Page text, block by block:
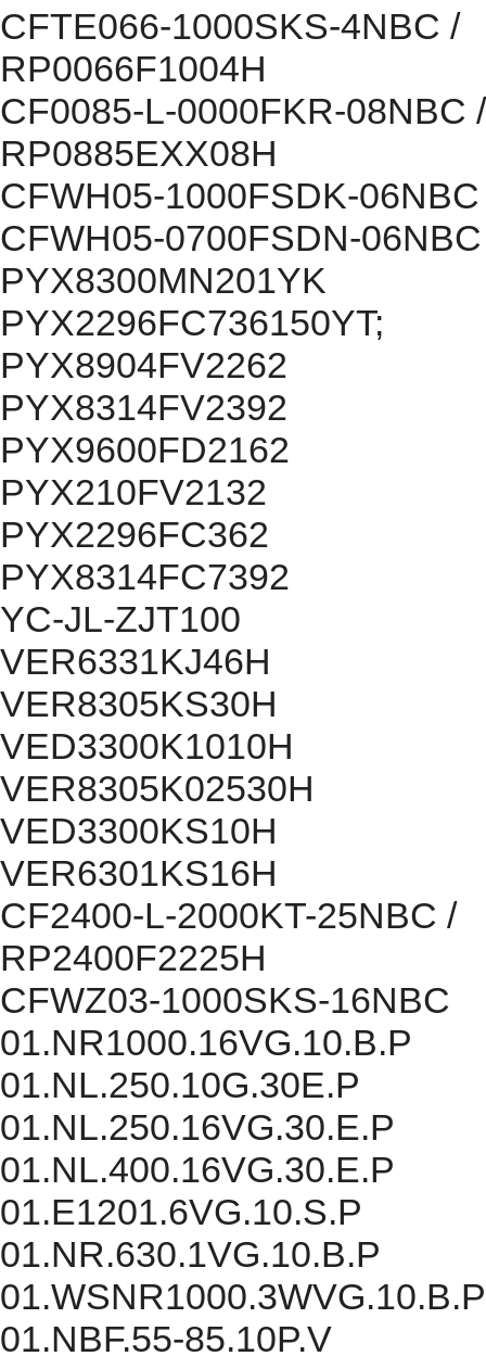
CFTE066-1000SKS-4NBC /
RP0066F1004H
CF0085-L-0000FKR-08NBC /
RP0885EXX08H
CFWH05-1000FSDK-06NBC
CFWH05-0700FSDN-06NBC
PYX8300MN201YK
PYX2296FC736150YT;
PYX8904FV2262
PYX8314FV2392
PYX9600FD2162
PYX210FV2132
PYX2296FC362
PYX8314FC7392
YC-JL-ZJT100
VER6331KJ46H
VER8305KS30H
VED3300K1010H
VER8305K02530H
VED3300KS10H
VER6301KS16H
CF2400-L-2000KT-25NBC /
RP2400F2225H
CFWZ03-1000SKS-16NBC
01.NR1000.16VG.10.B.P
01.NL.250.10G.30E.P
01.NL.250.16VG.30.E.P
01.NL.400.16VG.30.E.P
01.E1201.6VG.10.S.P
01.NR.630.1VG.10.B.P
01.WSNR1000.3WVG.10.B.P
01.NBF.55-85.10P.V